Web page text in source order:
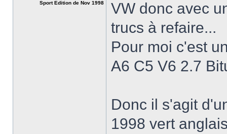
Sport Edition de Nov 1998
VW donc avec
trucs à refaire...
Pour moi c'est
A6 C5 V6 2.7
Donc il s'agit
1998 vert